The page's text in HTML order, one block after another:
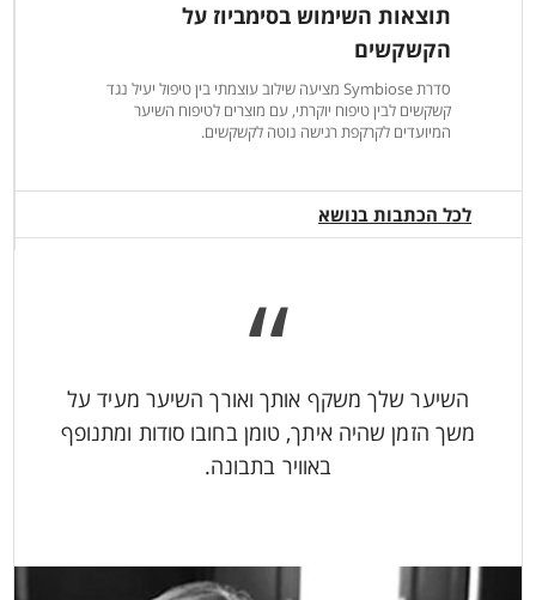
תוצאות השימוש בסימביוז על
הקשקשים
סדרת Symbiose מציעה שילוב עוצמתי בין טיפול יעיל נגד
קשקשים לבין טיפוח יוקרתי, עם מוצרים לטיפוח השיער
המיועדים לקרקפת רגישה נוטה לקשקשים.
לכל הכתבות בנושא
“
השיער שלך משקף אותך ואורך השיער מעיד על
משך הזמן שהיה איתך, טומן בחובו סודות ומתנופף
באוויר בתבונה.